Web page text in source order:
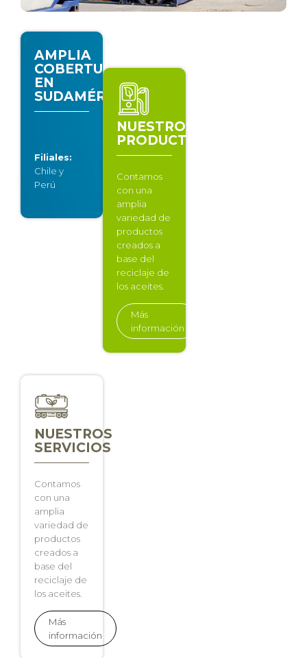
AMPLIA
COBERTURA
EN
SUDAMÉRICA
Filiales:
Chile y
Perú
NUESTROS
PRODUCTOS
Contamos
con una
amplia
variedad de
productos
creados a
base del
reciclaje de
los aceites.
Más
información
NUESTROS
SERVICIOS
Contamos
con una
amplia
variedad de
productos
creados a
base del
reciclaje de
los aceites.
Más
información